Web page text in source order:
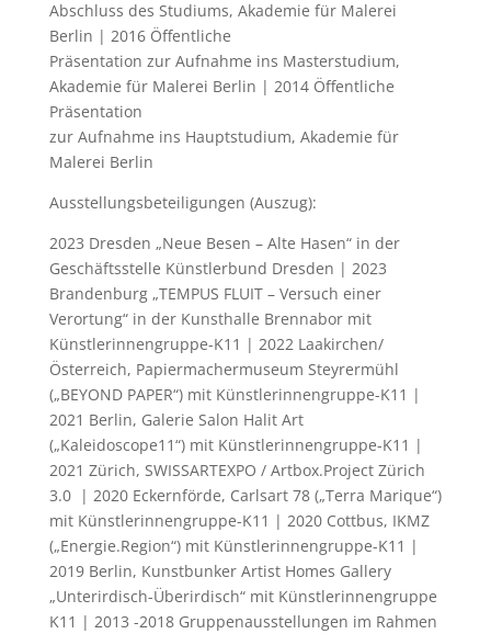
Abschluss des Studiums, Akademie für Malerei
Berlin | 2016 Öffentliche
Präsentation zur Aufnahme ins Masterstudium,
Akademie für Malerei Berlin | 2014 Öffentliche
Präsentation
zur Aufnahme ins Hauptstudium, Akademie für
Malerei Berlin
Ausstellungsbeteiligungen (Auszug):
2023 Dresden „Neue Besen – Alte Hasen“ in der
Geschäftsstelle Künstlerbund Dresden | 2023
Brandenburg „TEMPUS FLUIT – Versuch einer
Verortung“ in der Kunsthalle Brennabor mit
Künstlerinnengruppe-K11 | 2022 Laakirchen/
Österreich, Papiermachermuseum Steyrermühl
(„BEYOND PAPER“) mit Künstlerinnengruppe-K11 |
2021 Berlin, Galerie Salon Halit Art
(„Kaleidoscope11“) mit Künstlerinnengruppe-K11 |
2021 Zürich, SWISSARTEXPO / Artbox.Project Zürich
3.0 | 2020 Eckernförde, Carlsart 78 („Terra Marique“)
mit Künstlerinnengruppe-K11 | 2020 Cottbus, IKMZ
(„Energie.Region“) mit Künstlerinnengruppe-K11 |
2019 Berlin, Kunstbunker Artist Homes Gallery
„Unterirdisch-Überirdisch“ mit Künstlerinnengruppe
K11 | 2013 -2018 Gruppenausstellungen im Rahmen